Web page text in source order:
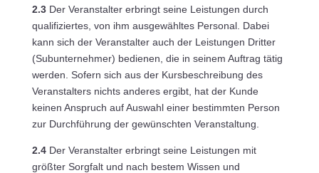
2.3Der Veranstalter erbringt seine Leistungen durch
qualifiziertes, von ihm ausgewähltes Personal. Dabei
kann sich der Veranstalter auch der Leistungen Dritter
(Subunternehmer) bedienen, die in seinem Auftrag tätig
werden. Sofern sich aus der Kursbeschreibung des
Veranstalters nichts anderes ergibt, hat der Kunde
keinen Anspruch auf Auswahl einer bestimmten Person
zur Durchführung der gewünschten Veranstaltung.
2.4Der Veranstalter erbringt seine Leistungen mit
größter Sorgfalt und nach bestem Wissen und